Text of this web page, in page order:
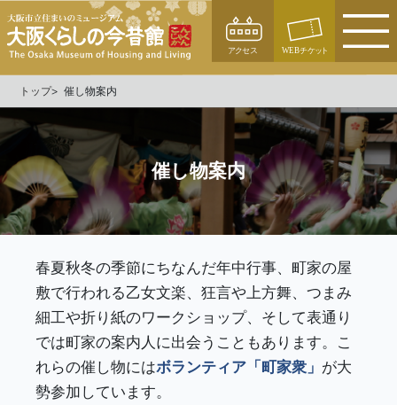
トップ 催し物案内
催し物案内
春夏秋冬の季節にちなんだ年中行事、町家の屋
敷で行われる乙女文楽、狂言や上方舞、つまみ
細工や折り紙のワークショップ、そして表通り
では町家の案内人に出会うこともあります。こ
れらの催し物にはボランティア「町家衆」 が大
勢参加しています。